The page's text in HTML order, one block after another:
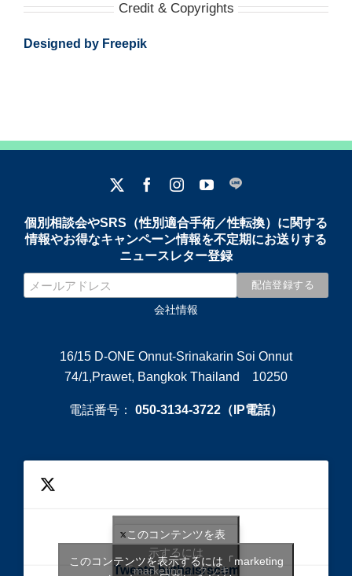
Credit & Copyrights
Designed by Freepik
個別相談会やSRS（性別適合手術／性転換）に関する
情報やお得なキャンペーン情報を不定期にお送りする
ニュースレター登録
会社情報
16/15 D-ONE Onnut-Srinakarin Soi Onnut
74/1,Prawet, Bangkok Thailand 10250
電話番号： 050-3134-3722（IP電話）
Tweets bythaisrscom
このコンテンツを表
示するには
「marketing 」クッキ
このコンテンツを表示するには「marketing